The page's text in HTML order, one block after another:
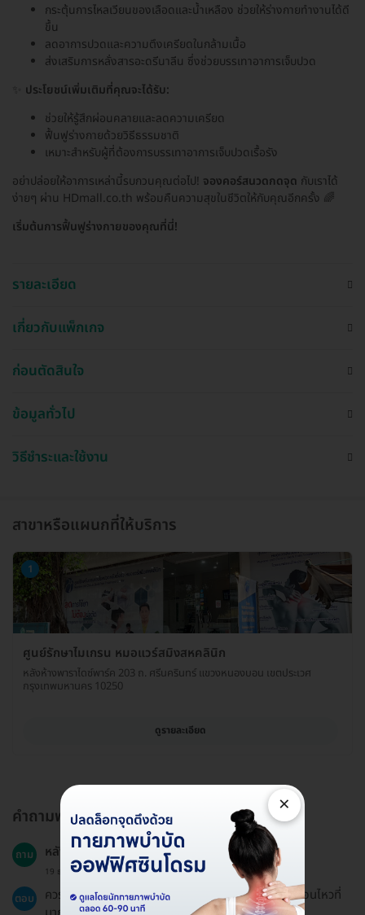
กระตุ้นการไหลเวียนของเลือดและน้ำเหลือง ช่วยให้ร่างกายทำงานได้ดี
ขึ้น
ลดอาการปวดและความตึงเครียดในกล้ามเนื้อ
ส่งเสริมการหลั่งสารอะดรีนาลีน ซึ่งช่วยบรรเทาอาการเจ็บปวด
ประโยชน์เพิ่มเติมที่คุณจะได้รับ:
ช่วยให้รู้สึกผ่อนคลายและลดความเครียด
ฟื้นฟูร่างกายด้วยวิธีธรรมชาติ
เหมาะสำหรับผู้ที่ต้องการบรรเทาอาการเจ็บปวดเรื้อรัง
อย่าปล่อยให้อาการเหล่านี้รบกวนคุณต่อไป! จองคอร์สนวดกดจุด กับเราได้
ง่ายๆ ผ่าน HDmall.co.th พร้อมคืนความสุขในชีวิตให้กับคุณอีกครั้ง 🌈
เริ่มต้นการฟื้นฟูร่างกายของคุณที่นี่!
รายละเอียด
เกี่ยวกับแพ็กเกจ
ก่อนตัดสินใจ
ข้อมูลทั่วไป
วิธีชำระและใช้งาน
สาขาหรือแผนกที่ให้บริการ
1
ศูนย์รักษาไมเกรน หมอแวร์สมิงสหคลินิก
หลังห้างพาราไดซ์พาร์ค 203 ถ. ศรีนครินทร์ แขวงหนองบอน เขตประเวศ
กรุงเทพมหานคร 10250
ดูรายละเอียด
คำถามพบบ่อย
ถาม หลังการนวดควรหลีกเลี่ยงอะไรบ้าง?
19 ธ.ค. 2024
ตอบ
ควรหลีกเลี่ยงการทำกิจกรรมที่ใช้แรงหนักหรือมีการเคลื่อนไหวที่
×